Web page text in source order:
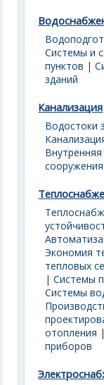
Системы и
пунктов |
зданий
Канализация
Водостоки
сооружения
Экономия
тепловых
|Системы
Системы
отопления
приборов